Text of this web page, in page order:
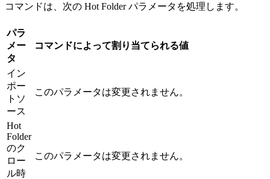
コマンドは、次の Hot Folder パラメータを処理します。
パラ
メー
タ
コマンドによって割り当てられる値
イン
ポー
トソ
ース
このパラメータは変更されません。
Hot
Folder
のク
ロー
ル時
このパラメータは変更されません。